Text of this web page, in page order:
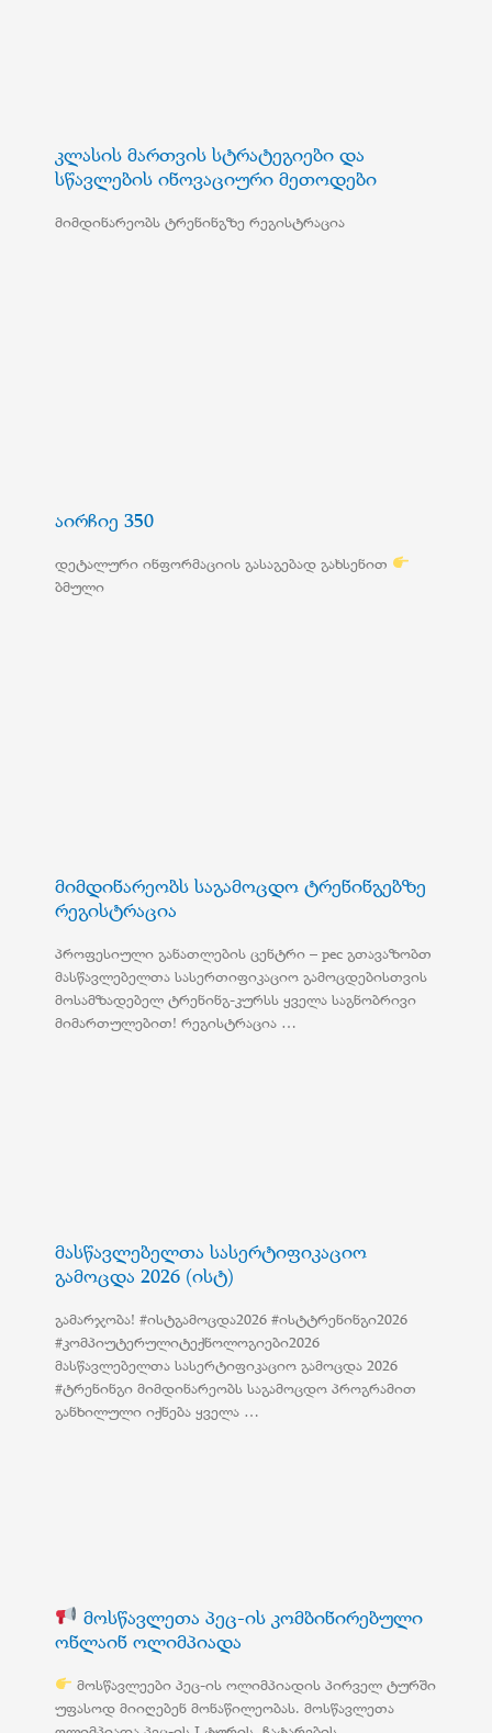
კლასის მართვის სტრატეგიები და
სწავლების ინოვაციური მეთოდები
მიმდინარეობს ტრენინგზე რეგისტრაცია
აირჩიე 350
დეტალური ინფორმაციის გასაგებად გახსენით
ბმული
მიმდინარეობს საგამოცდო ტრენინგებზე
რეგისტრაცია
პროფესიული განათლების ცენტრი – pec გთავაზობთ
მასწავლებელთა სასერთიფიკაციო გამოცდებისთვის
მოსამზადებელ ტრენინგ-კურსს ყველა საგნობრივი
მიმართულებით! რეგისტრაცია …
მასწავლებელთა სასერტიფიკაციო
გამოცდა 2026 (ისტ)
გამარჯობა! #ისტგამოცდა2026 #ისტტრენინგი2026
#კომპიუტერულიტექნოლოგიები2026
მასწავლებელთა სასერტიფიკაციო გამოცდა 2026
#ტრენინგი მიმდინარეობს საგამოცდო პროგრამით
განხილული იქნება ყველა …
მოსწავლეთა პეც-ის კომბინირებული
ონლაინ ოლიმპიადა
მოსწავლეები პეც-ის ოლიმპიადის პირველ ტურში
უფასოდ მიიღებენ მონაწილეობას. მოსწავლეთა